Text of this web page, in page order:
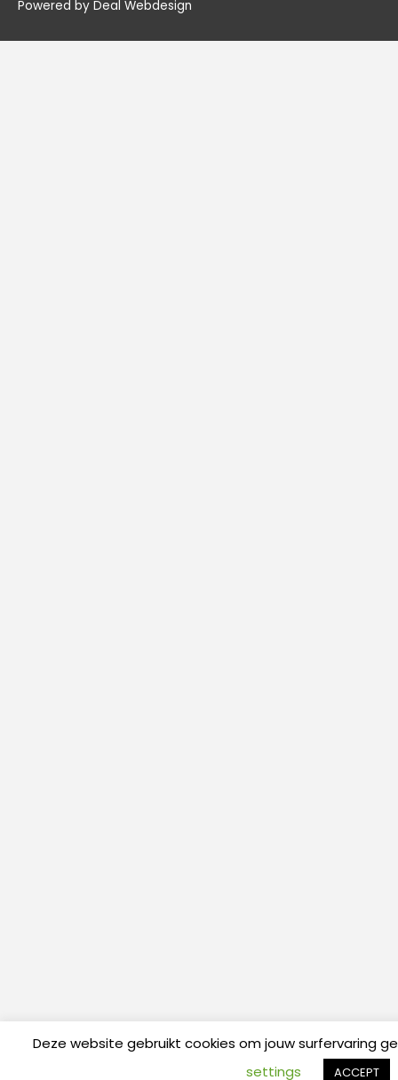
Powered by Deal Webdesign
Deze website gebruikt cookies om jouw surfervaring
settings
ACCEPT